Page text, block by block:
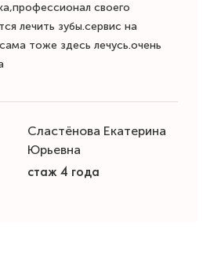
своего
лечить зубы.сервис на
тоже здесь лечусь.очень
Сластëнова Екатерина
Юрьевна
стаж 4 года